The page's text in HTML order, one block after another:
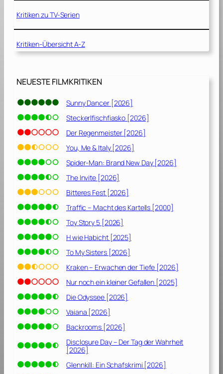
e
s
t
2
1
]
Kritiken zu TV-Serien
Kritiken-Übersicht A-Z
NEUESTE FILMKRITIKEN
Sunny Dancer [2026]
Steckerlfischfiasko [2026]
Der Regenmeister [2026]
You, Me & Italy [2026]
Spider-Man: Brand New Day [2026]
The Invite [2026]
Bitteres Fest [2026]
Traffic – Macht des Kartells [2000]
Toy Story 5 [2026]
H wie Habicht [2025]
To My Sisters [2026]
Kraken – Erwachen der Tiefe [2026]
Nur noch ein kleiner Gefallen [2025]
Die Odyssee [2026]
Vaiana [2026]
Backrooms [2026]
Disclosure Day – Der Tag der Wahrheit
[2026]
Glennkill: Ein Schafskrimi [2026]